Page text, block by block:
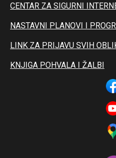
CENTAR ZA SIGURNI
NASTAVNI PLANOVI I
LINK ZA PRIJAVU SVIH
KNJIGA POHVALA I ŽALBI